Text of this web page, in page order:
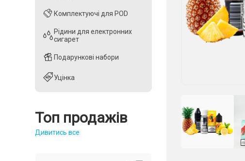
Комплектуючі для POD
Рідини для електронних
сигарет
Подарункові набори
Уцінка
Комплектуючі для POD
Рідини для електронних
сигарет
Подарункові набори
Уцінка
Топ продажів
Дивитись все